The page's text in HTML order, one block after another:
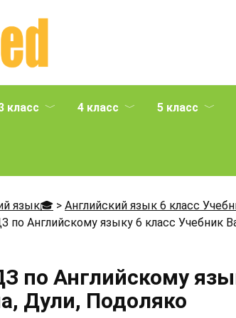
класс 4 класс 5 класс
язык🎓 > Английский язык 6 класс
по Английскому языку 6 класс Учебник
по Английскому
Дули, Подоляко